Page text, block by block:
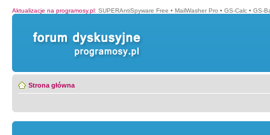
Aktualizacje na programosy.pl: SUPERAntiSpyware Free • MailWasher Pro • GS-Calc • GS-
Strona główna